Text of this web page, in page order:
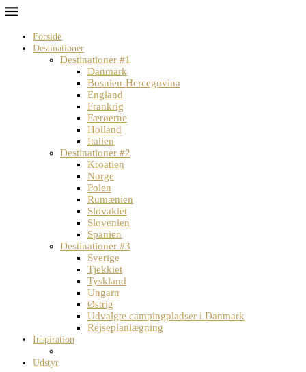
Forside
Destinationer
Destinationer #1
Danmark
Bosnien-Hercegovina
England
Frankrig
Færøerne
Holland
Italien
Destinationer #2
Kroatien
Norge
Polen
Rumænien
Slovakiet
Slovenien
Spanien
Destinationer #3
Sverige
Tjekkiet
Tyskland
Ungarn
Østrig
Udvalgte campingpladser i Danmark
Rejseplanlægning
Inspiration
Udstyr